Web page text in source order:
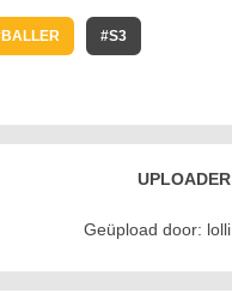
BALLER S3
UPLOADER
Geüpload door: lolli